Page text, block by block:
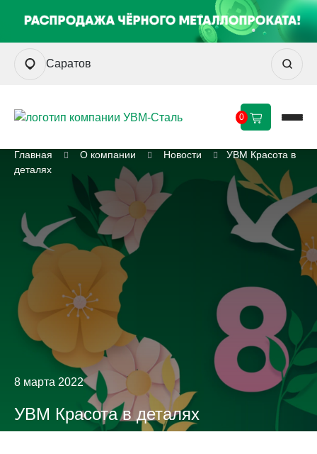
Саратов
0
Главная О компании Новости
УВМ Красота в
деталях
8 марта 2022
УВМ Красота в деталях